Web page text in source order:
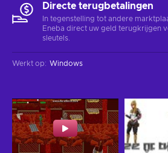
Directe terugbetalingen
In tegenstelling tot andere
Eneba direct uw geld terugkrijgen
sleutels.
Werkt op: Windows